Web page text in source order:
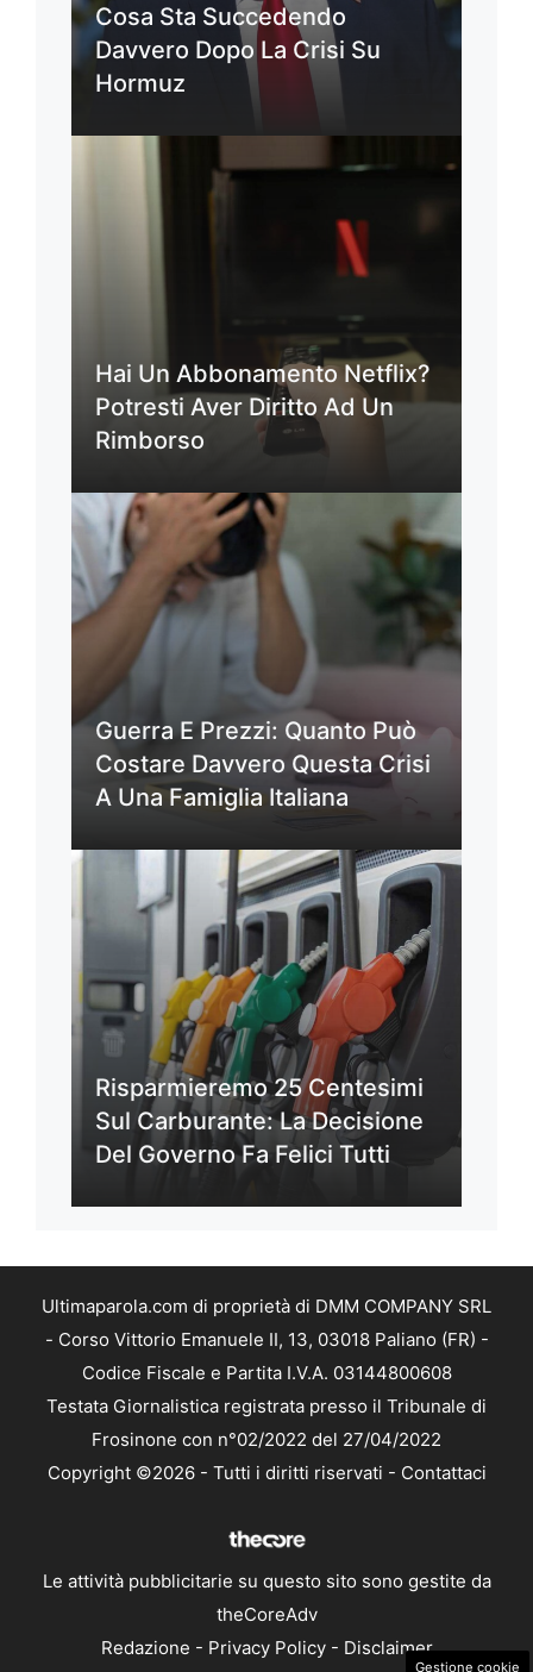
Cosa Sta Succedendo
Davvero Dopo La Crisi Su
Hormuz
Hai Un Abbonamento Netflix?
Potresti Aver Diritto Ad Un
Rimborso
Guerra E Prezzi: Quanto Può
Costare Davvero Questa Crisi
A Una Famiglia Italiana
Risparmieremo 25 Centesimi
Sul Carburante: La Decisione
Del Governo Fa Felici Tutti
Ultimaparola.com di proprietà di DMM COMPANY SRL
- Corso Vittorio Emanuele II, 13, 03018 Paliano (FR) -
Codice Fiscale e Partita I.V.A. 03144800608
Testata Giornalistica registrata presso il Tribunale di
Frosinone con n°02/2022 del 27/04/2022
Copyright ©2026 - Tutti i diritti riservati - Contattaci
Le attività pubblicitarie su questo sito sono gestite da
theCoreAdv
Redazione - Privacy Policy- Disclaimer
Gestione cookie